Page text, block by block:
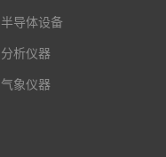
半导体设备
分析仪器
气象仪器